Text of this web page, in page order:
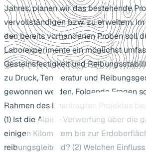
Jahres, planen wir das bestehende
vervollständigen bzw. zu erweitern.
den bereits vorhandenen Proben soll
Laborexperimente ein möglichst
Gesteinsfestigkeit und
zu Druck, Temperatur und
gewonnen werden. Folgende Fragen
Rahmen des beantragten Projektes
(1) Ist die Alpine Verwerfung über die
einigen Kilometern bis zur
reibungsgleitend? (2) Welchen